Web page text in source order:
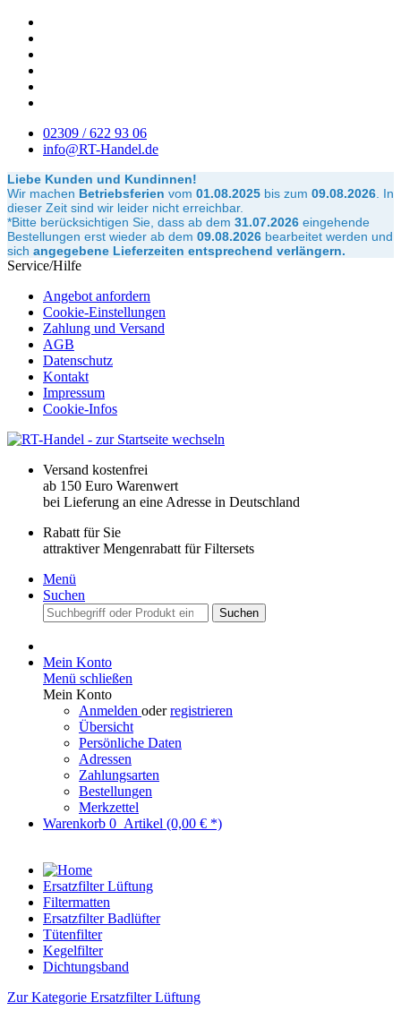
02309 / 622 93 06
info@RT-Handel.de
Liebe Kunden und Kundinnen!
Wir machen Betriebsferien vom 01.08.2025 bis zum 09.08.2026 In
dieser Zeit sind wir leider nicht erreichbar.
*Bitte berücksichtigen Sie, dass ab dem 31.07.2026 eingehende
Bestellungen erst wieder ab dem 09.08.2026 bearbeitet werden und
sich angegebene Lieferzeiten entsprechend verlängern.
Service/Hilfe
Angebot anfordern
Cookie-Einstellungen
Zahlung und Versand
AGB
Datenschutz
Kontakt
Impressum
Cookie-Infos
Versand kostenfrei
ab 150 Euro Warenwert
bei Lieferung an eine Adresse in Deutschland
Rabatt für Sie
attraktiver Mengenrabatt für Filtersets
Menü
Suchen
Suchen
Mein Konto
Menü schließen
Mein Konto
Anmelden oderregistrieren
Übersicht
Persönliche Daten
Adressen
Zahlungsarten
Bestellungen
Merkzettel
Warenkorb 0 Artikel (0,00 € *)
Ersatzfilter Lüftung
Filtermatten
Ersatzfilter Badlüfter
Tütenfilter
Kegelfilter
Dichtungsband
Zur Kategorie Ersatzfilter Lüftung